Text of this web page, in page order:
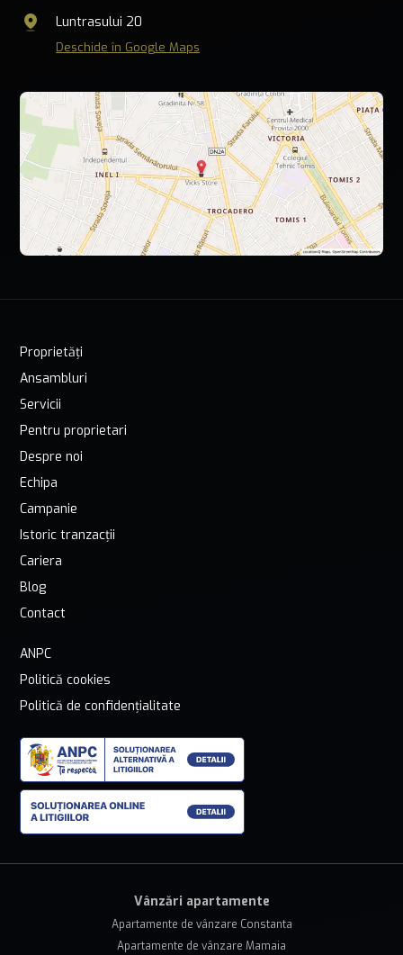
Luntrasului 20
Deschide în Google Maps
Proprietăți
Ansambluri
Servicii
Pentru proprietari
Despre noi
Echipa
Campanie
Istoric tranzacții
Cariera
Blog
Contact
ANPC
Politică cookies
Politică de confidențialitate
Vânzări apartamente
Apartamente de vânzare Constanta
Apartamente de vânzare Mamaia